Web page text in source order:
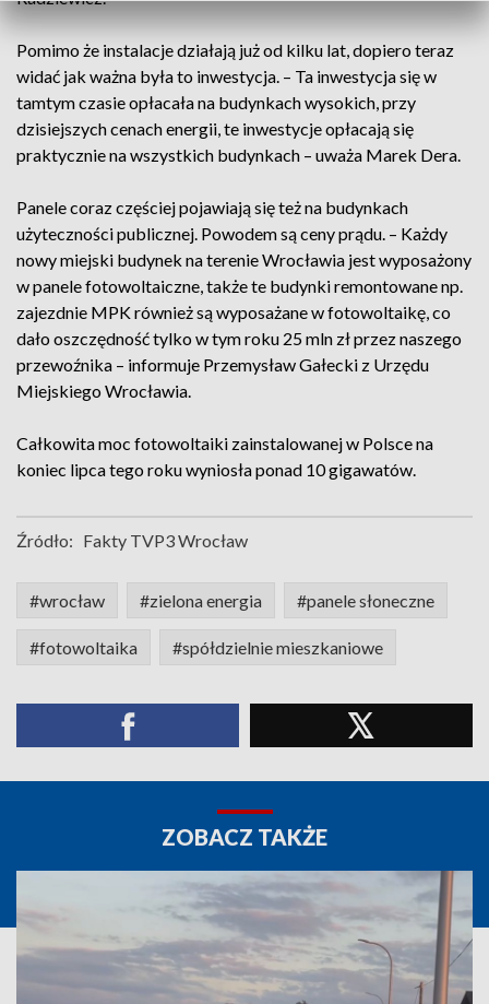
Pomimo że instalacje działają już od kilku lat, dopiero teraz
widać jak ważna była to inwestycja. – Ta inwestycja się w
tamtym czasie opłacała na budynkach wysokich, przy
dzisiejszych cenach energii, te inwestycje opłacają się
praktycznie na wszystkich budynkach – uważa Marek Dera.
Panele coraz częściej pojawiają się też na budynkach
użyteczności publicznej. Powodem są ceny prądu. – Każdy
nowy miejski budynek na terenie Wrocławia jest wyposażony
w panele fotowoltaiczne, także te budynki remontowane np.
zajezdnie MPK również są wyposażane w fotowoltaikę, co
dało oszczędność tylko w tym roku 25 mln zł przez naszego
przewoźnika – informuje Przemysław Gałecki z Urzędu
Miejskiego Wrocławia.
Całkowita moc fotowoltaiki zainstalowanej w Polsce na
koniec lipca tego roku wyniosła ponad 10 gigawatów.
Źródło: Fakty TVP3 Wrocław
#wrocław #zielona energia #panele słoneczne
#fotowoltaika #spółdzielnie mieszkaniowe
ZOBACZ TAKŻE